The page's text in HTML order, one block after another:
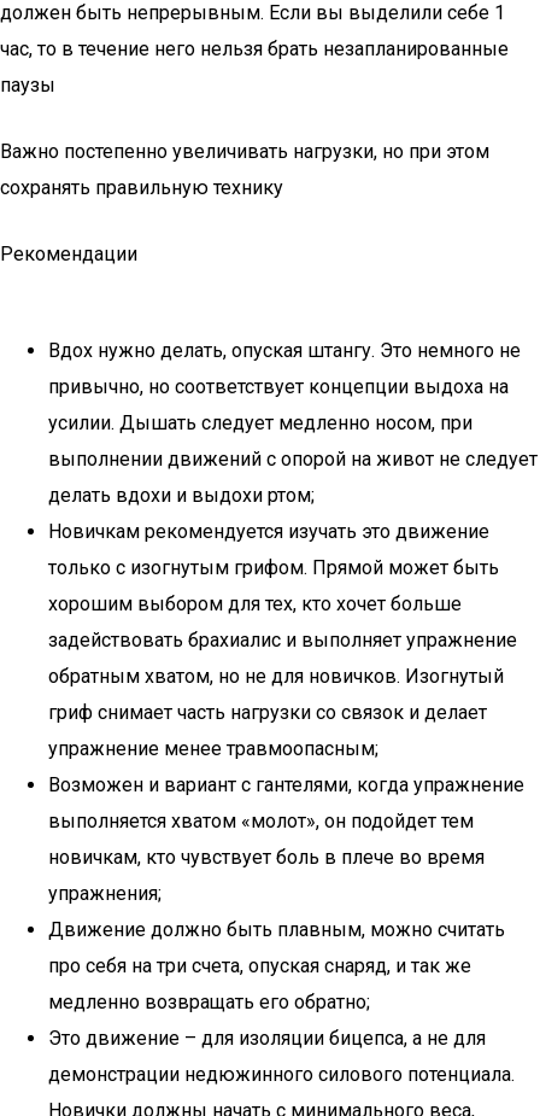
должен быть непрерывным. Если вы выделили себе 1
час, то в течение него нельзя брать незапланированные
паузы
Важно постепенно увеличивать нагрузки, но при этом
сохранять правильную технику
Рекомендации
Вдох нужно делать, опуская штангу. Это немного не
привычно, но соответствует концепции выдоха на
усилии. Дышать следует медленно носом, при
выполнении движений с опорой на живот не следует
делать вдохи и выдохи ртом;
Новичкам рекомендуется изучать это движение
только с изогнутым грифом. Прямой может быть
хорошим выбором для тех, кто хочет больше
задействовать брахиалис и выполняет упражнение
обратным хватом, но не для новичков. Изогнутый
гриф снимает часть нагрузки со связок и делает
упражнение менее травмоопасным;
Возможен и вариант с гантелями, когда упражнение
выполняется хватом «молот», он подойдет тем
новичкам, кто чувствует боль в плече во время
упражнения;
Движение должно быть плавным, можно считать
про себя на три счета, опуская снаряд, и так же
медленно возвращать его обратно;
Это движение – для изоляции бицепса, а не для
демонстрации недюжинного силового потенциала.
Новички должны начать с минимального веса,